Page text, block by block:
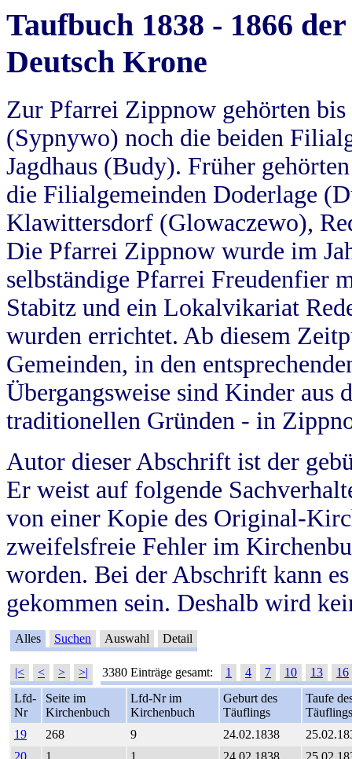
Taufbuch 1838 - 1866
Deutsch Krone
Zur Pfarrei Zippnow gehörten
(Sypnywo) noch die beiden
Jagdhaus (Budy). Früher
die Filialgemeinden Doderlage
Klawittersdorf (Glowaczewo),
Die Pfarrei Zippnow wurde im
selbständige Pfarrei Freudenfier
Stabitz und ein Lokalvikariat
wurden errichtet. Ab diesem
Gemeinden, in den
Übergangsweise sind Kinder aus
traditionellen Gründen - in
Autor dieser Abschrift ist der
Er weist auf folgende
von einer Kopie des Original-
zweifelsfreie Fehler im
worden. Bei der Abschrift kann
gekommen sein. Deshalb wird
Alles Suchen Auswahl Detail
|< < > >| 3380 Einträge gesamt: 1 4 7 10 13
16
Lfd-
Nr
Seite im
Kirchenbuch
Lfd-Nr im
Kirchenbuch
Geburt des
Täuflings
Taufe
Täuflings
19
268 9 24.02.1838
20
1 1 24.02.1838